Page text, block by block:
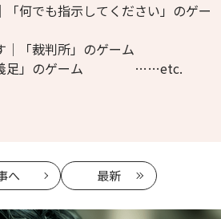
何でも指示してください」のゲー
│「裁判所」のゲーム
「義足」のゲーム ……etc.
へ 最新